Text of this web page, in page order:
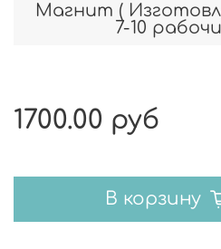
Магнит (
7-10
1700.00 руб
В корзину